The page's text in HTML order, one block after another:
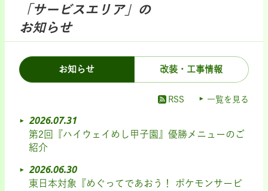
「サービスエリア」の
お知らせ
お知らせ 改装・工事情報
RSS 一覧を見る
2026.07.31
第2回『ハイウェイめし甲子園』優勝メニューのご
紹介
2026.06.30
東日本対象『めぐってであおう！ ポケモンサービ